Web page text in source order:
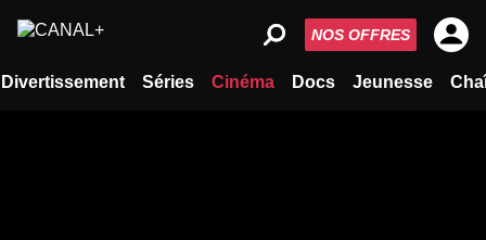
Divertissement Séries Cinéma Docs Jeunesse
NOS OFFRES